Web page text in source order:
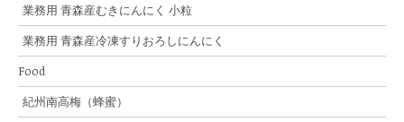
業務用 青森産むきにんにく 小粒
業務用 青森産冷凍すりおろしにんにく
Food
紀州南高梅（蜂蜜）